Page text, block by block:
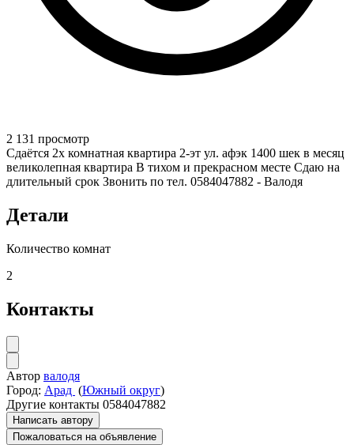
2 131 просмотр
Сдаётся 2х комнатная квартира 2-эт ул. афэк 1400 шек в месяц
великолепная квартира В тихом и прекрасном месте Сдаю на
длительный срок Звонить по тел. 0584047882 - Валодя
Детали
Количество комнат
2
Контакты
Автор валодя
Город: Арад (Южный округ)
Другие контакты 0584047882
Написать автору
Пожаловаться на объявление